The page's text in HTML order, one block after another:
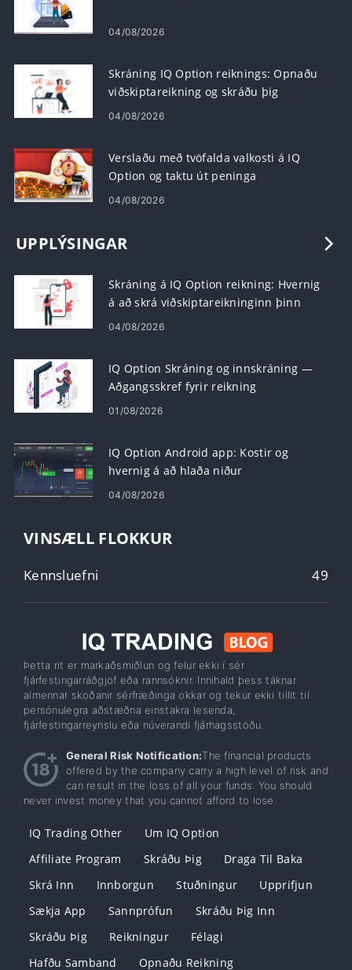
04/08/2026
Skráning IQ Option reiknings: Opnaðu
viðskiptareikning og skráðu þig
04/08/2026
Verslaðu með tvöfalda valkosti á IQ
Option og taktu út peninga
04/08/2026
UPPLÝSINGAR
Skráning á IQ Option reikning: Hvernig
á að skrá viðskiptareikninginn þinn
04/08/2026
IQ Option Skráning og innskráning —
Aðgangsskref fyrir reikning
01/08/2026
IQ Option Android app: Kostir og
hvernig á að hlaða niður
04/08/2026
VINSÆLL FLOKKUR
Kennsluefni 49
Þetta rit er markaðsmiðlun og felur ekki í sér
fjárfestingarráðgjöf eða rannsóknir. Innihald þess táknar
almennar skoðanir sérfræðinga okkar og tekur ekki tillit til
persónulegra aðstæðna einstakra lesenda,
fjárfestingarreynslu eða núverandi fjárhagsstöðu.
General Risk Notification:The financial products
offered by the company carry a high level of risk and
can result in the loss of all your funds. You should
never invest money that you cannot afford to lose.
IQ Trading Other
Um IQ Option
Affiliate Program
Skráðu Þig
Draga Til Baka
Skrá Inn
Innborgun Stuðningur
Upprifjun
Sækja App
Sannprófun
Skráðu Þig Inn
Skráðu Þig
Reikningur
Félagi
Hafðu Samband
Opnaðu Reikning